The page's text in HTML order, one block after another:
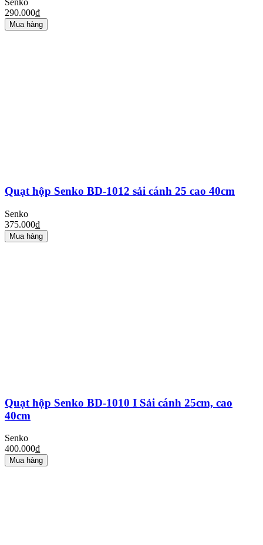
Senko
290.000₫
Mua hàng
Quạt hộp Senko BD-1012 sải cánh 25 cao 40cm
Senko
375.000₫
Mua hàng
Quạt hộp Senko BD-1010 I Sải cánh 25cm, cao
40cm
Senko
400.000₫
Mua hàng